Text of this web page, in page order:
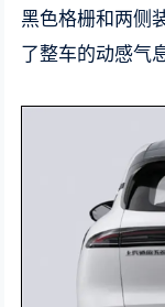
黑色格栅和两侧
了整车的动感气